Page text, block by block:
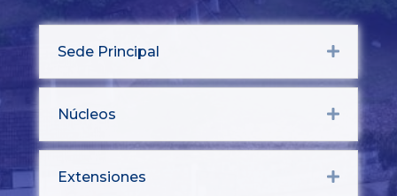
Sede Principal Expand
Núcleos Expand
Extensiones Expand